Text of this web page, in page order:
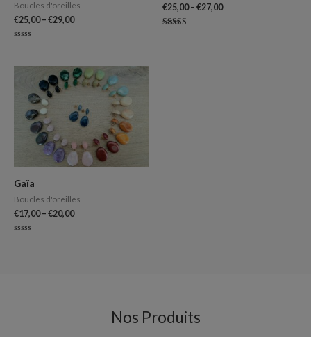
Boucles d'oreilles
€25,00– €29,00
5
€25,00– €27,00
Gaïa
Boucles d'oreilles
€17,00– €20,00
Nos Produits